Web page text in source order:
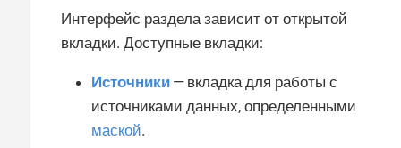
Интерфейс раздела зависит от открытой
вкладки. Доступные вкладки:
Источники — вкладка для работы с
источниками данных, определенными
маской.